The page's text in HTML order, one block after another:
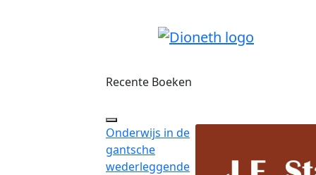
Recente Boeken
Onderwijs in de
gantsche
wederleggende